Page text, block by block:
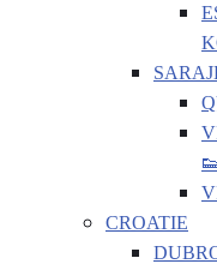
👟
CROATIE